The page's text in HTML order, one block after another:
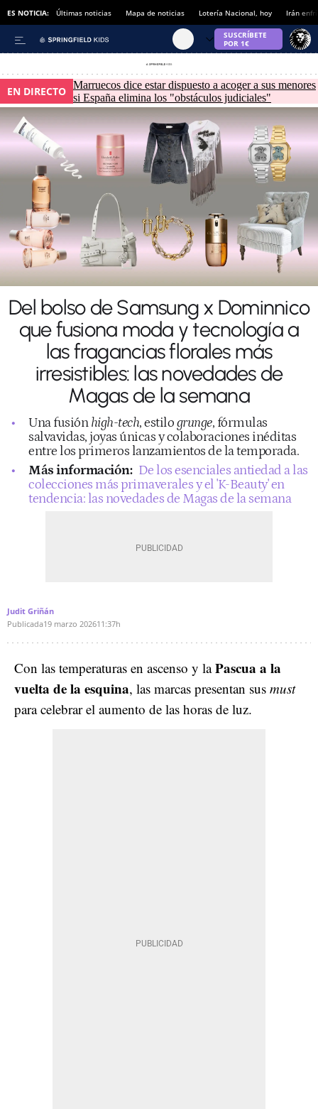
ES NOTICIA: Últimas noticias Mapa de noticias Lotería Nacional, hoy Irán
EN DIRECTO Marruecos dice estar dispuesto a acoger a sus menores
si España elimina los "obstáculos judiciales"
Del bolso de Samsung x Dominnico
que fusiona moda y tecnología a
las fragancias florales más
irresistibles: las novedades de
Magas de la semana
Una fusiónhigh-tech, estilogrunge, fórmulas
salvavidas, joyas únicas y colaboraciones inéditas
entre los primeros lanzamientos de la temporada.
Más información: De los esenciales antiedad a las
colecciones más primaverales y el 'K-Beauty' en
tendencia: las novedades de Magas de la semana
Judit Griñán
Publicada19 marzo 202611:37h
Con las temperaturas en ascenso y laPascua a la
vuelta de la esquina, las marcas presentan sus must
para celebrar el aumento de las horas de luz.